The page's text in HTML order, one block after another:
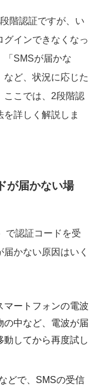
階認証ですが、い
グインできなくなっ
「SMSが届かな
など、状況に応じた
ここでは、2段階認
詳しく解説しま
が届かない場
で認証コードを受
かない原因はいく
マートフォンの電波
の中など、電波が届
動してから再度試し
どで、SMSの受信